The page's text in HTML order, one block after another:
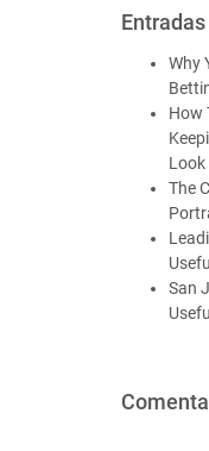
Why
How
Look
The
San